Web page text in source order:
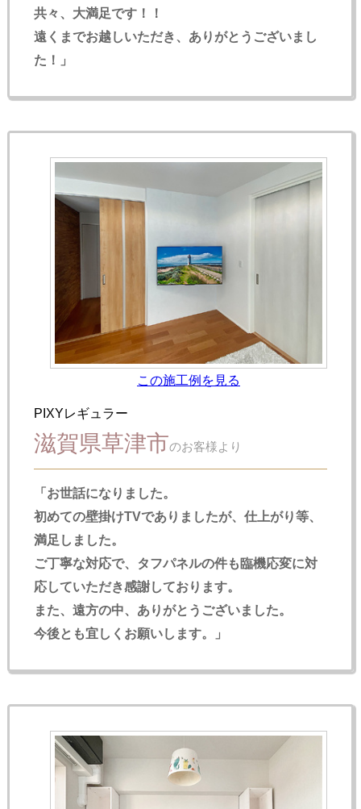
共々、大満足です！！
遠くまでお越しいただき、ありがとうございまし
た！」
この施工例を見る
PIXYレギュラー
滋賀県草津市のお客様より
「お世話になりました。
初めての壁掛けTVでありましたが、仕上がり等、
満足しました。
ご丁寧な対応で、タフパネルの件も臨機応変に対
応していただき感謝しております。
また、遠方の中、ありがとうございました。
今後とも宜しくお願いします。」